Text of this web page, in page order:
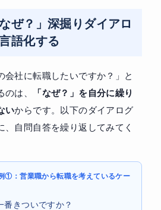
ぜ？」深掘りダイアロ
語化する
会社に転職したいですか？」と
は、
「なぜ？」を自分に繰り
いからです。以下のダイアログ
、自問自答を繰り返してみてく
①：営業職から転職を考えているケー
きついですか？